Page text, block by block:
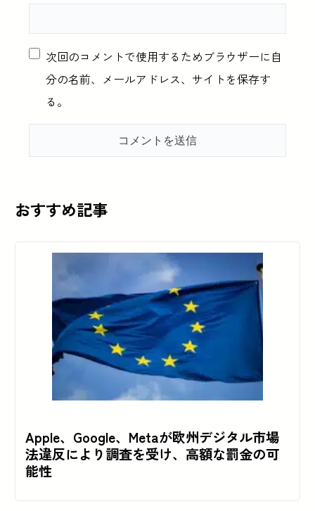
次回のコメントで使用するためブラウザーに自
分の名前、メールアドレス、サイトを保存す
る。
おすすめ記事
Apple、Google、Metaが欧州デジタル市場
法違反により調査を受け、高額な罰金の可
能性